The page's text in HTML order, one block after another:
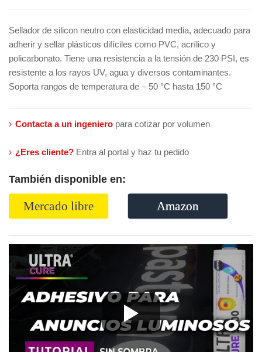
Sellador de silicon neutro con elasticidad media, adecuado para
adherir y sellar plásticos difíciles como PVC, acrílico y
policarbonato. Tiene una resistencia a la tensión de 230 PSI, es
resistente a los rayos UV, agua y diversos contaminantes.
Soporta rangos de temperatura de – 50 °C hasta 150 °C
› Contacta a un ingeniero para cotizar por volumen
› ¿Eres cliente? Entra al portal y haz tu pedido
También disponible en:
Mercado libre Amazon